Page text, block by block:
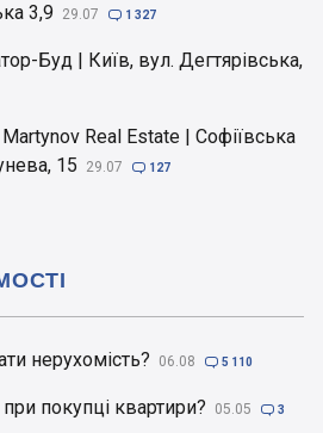
3,9 29.07  1 327
Буд | Київ, вул. Дегтярівська,
Real Estate | Софіївська
15
29.07  127
нерухомість? 06.08  5 110
покупці квартири? 05.05  3